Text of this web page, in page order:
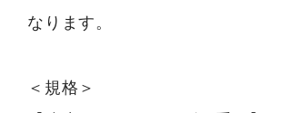
なります。
＜規格＞